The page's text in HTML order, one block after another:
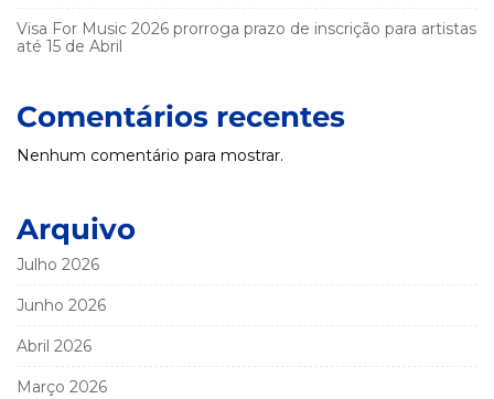
Visa For Music 2026 prorroga prazo de inscrição para artistas
até 15 de Abril
Comentários recentes
Nenhum comentário para mostrar.
Arquivo
Julho 2026
Junho 2026
Abril 2026
Março 2026